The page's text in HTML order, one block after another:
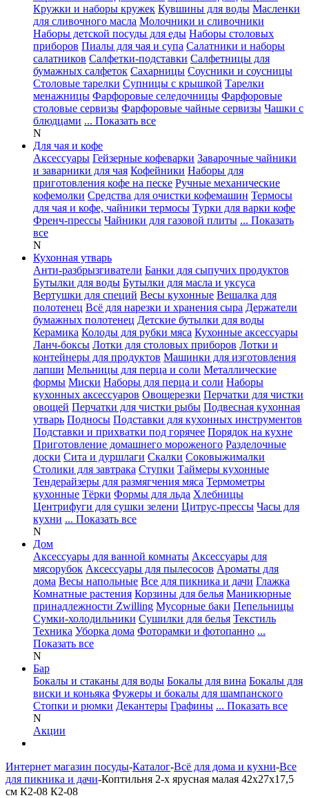
Кружки и наборы кружек Кувшины для воды Масленки
для сливочного масла Молочники и сливочники
Наборы детской посуды для еды Наборы столовых
приборов Пиалы для чая и супа Салатники и наборы
салатников Салфетки-подставки Салфетницы для
бумажных салфеток Сахарницы Соусники и соусницы
Столовые тарелки Супницы с крышкой Тарелки
менажницы Фарфоровые селедочницы Фарфоровые
столовые сервизы Фарфоровые чайные сервизы Чашки с
блюдцами ... Показать все
N
Для чая и кофе
Аксессуары Гейзерные кофеварки Заварочные чайники
и заварники для чая Кофейники Наборы для
приготовления кофе на песке Ручные механические
кофемолки Средства для очистки кофемашин Термосы
для чая и кофе, чайники термосы Турки для варки кофе
Френч-прессы Чайники для газовой плиты ... Показать
все
N
Кухонная утварь
Анти-разбрызгиватели Банки для сыпучих продуктов
Бутылки для воды Бутылки для масла и уксуса
Вертушки для специй Весы кухонные Вешалка для
полотенец Всё для нарезки и хранения сыра Держатели
бумажных полотенец Детские бутылки для воды
Керамика Колоды для рубки мяса Кухонные аксессуары
Ланч-боксы Лотки для столовых приборов Лотки и
контейнеры для продуктов Машинки для изготовления
лапши Мельницы для перца и соли Металлические
формы Миски Наборы для перца и соли Наборы
кухонных аксессуаров Овощерезки Перчатки для чистки
овощей Перчатки для чистки рыбы Подвесная кухонная
утварь Подносы Подставки для кухонных инструментов
Подставки и прихватки под горячее Порядок на кухне
Приготовление домашнего мороженого Разделочные
доски Сита и дуршлаги Скалки Соковыжималки
Столики для завтрака Ступки Таймеры кухонные
Тендерайзеры для размягчения мяса Термометры
кухонные Тёрки Формы для льда Хлебницы
Центрифуги для сушки зелени Цитрус-прессы Часы для
кухни ... Показать все
N
Дом
Аксессуары для ванной комнаты Аксессуары для
мясорубок Аксессуары для пылесосов Ароматы для
дома Весы напольные Все для пикника и дачи Глажка
Комнатные растения Корзины для белья Маникюрные
принадлежности Zwilling Мусорные баки Пепельницы
Сумки-холодильники Сушилки для белья Текстиль
Техника Уборка дома Фоторамки и фотопанно ...
Показать все
N
Бар
Бокалы и стаканы для воды Бокалы для вина Бокалы для
виски и коньяка Фужеры и бокалы для шампанского
Стопки и рюмки Декантеры Графины ... Показать все
N
Акции
Интернет магазин посуды-Каталог-Всё для дома и кухни-Все
для пикника и дачи-Коптильня 2-х ярусная малая 42х27х17,5
см К2-08 К2-08